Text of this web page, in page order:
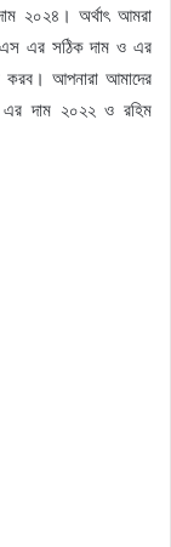
২০২৪। অর্থাৎ আমরা
এর সঠিক দাম ও এর
করব। আপনারা আমাদের
দাম ২০২২ ও রহিম